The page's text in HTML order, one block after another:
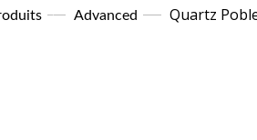
Advanced Quartz